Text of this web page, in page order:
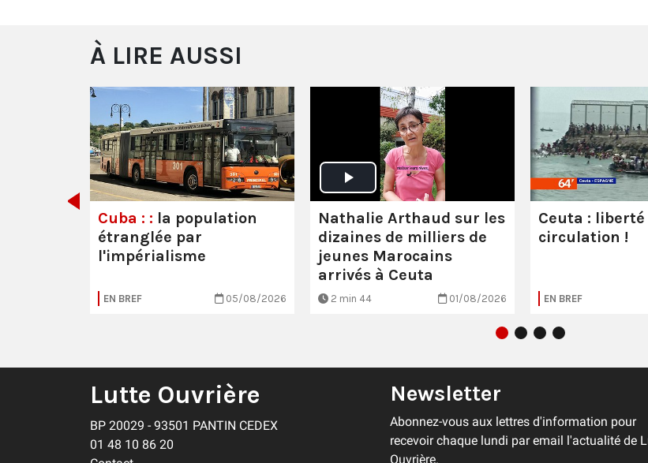
À LIRE AUSSI
Cuba : : la population
étranglée par
l'impérialisme
EN BREF 05/08/2026
Nathalie Arthaud sur les
dizaines de milliers de
jeunes Marocains
arrivés à Ceuta
2 min 44 01/08/2026
Ceuta : liberté
circulation !
EN BREF
Lutte Ouvrière
BP 20029 - 93501 PANTIN CEDEX
01 48 10 86 20
Newsletter
Abonnez-vous aux lettres d'information pour
recevoir chaque lundi par email l'actualité de
Ouvrière.